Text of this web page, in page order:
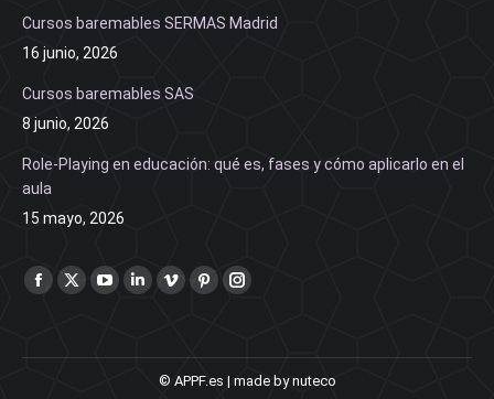
Cursos baremables SERMAS Madrid
16 junio, 2026
Cursos baremables SAS
8 junio, 2026
Role-Playing en educación: qué es, fases y cómo aplicarlo en el
aula
15 mayo, 2026
Find us on:
Facebook
X
YouTubeLinkedinVimeo
in
Pinterest
in
Instagram
in
© APPF.es | made by nuteco